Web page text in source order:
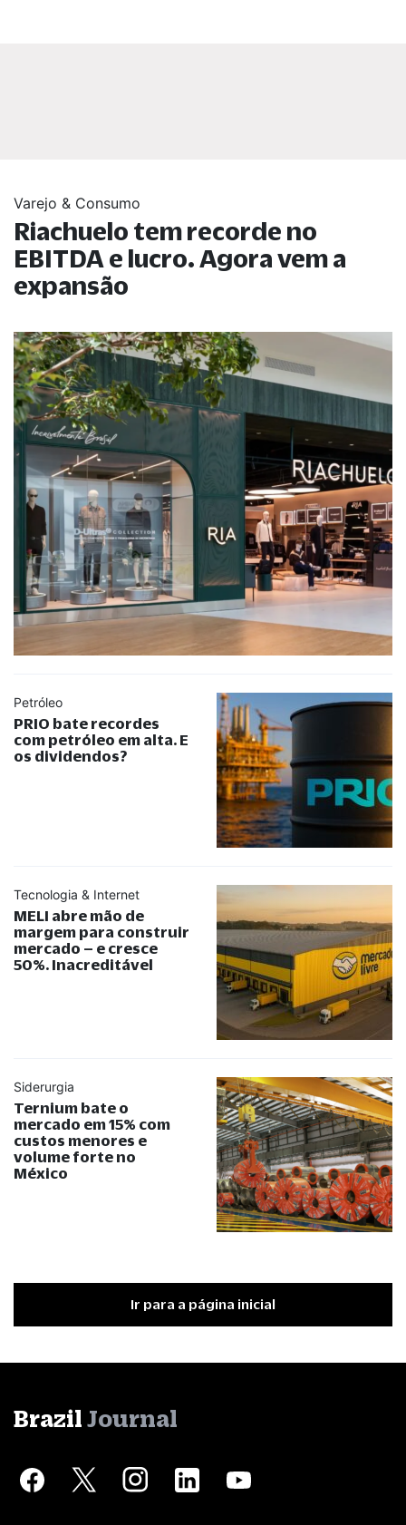
Varejo & Consumo
Riachuelo tem recorde no
EBITDA e lucro. Agora vem a
expansão
Petróleo
PRIO bate recordes
com petróleo em alta. E
os dividendos?
Tecnologia & Internet
MELI abre mão de
margem para construir
mercado – e cresce
50%. Inacreditável
Siderurgia
Ternium bate o
mercado em 15% com
custos menores e
volume forte no
México
Ir para a página inicial
Brazil Journal